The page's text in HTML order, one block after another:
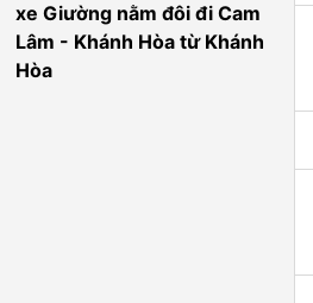
xe Giường nằm đôi đi Cam
Lâm - Khánh Hòa từ Khánh
Hòa